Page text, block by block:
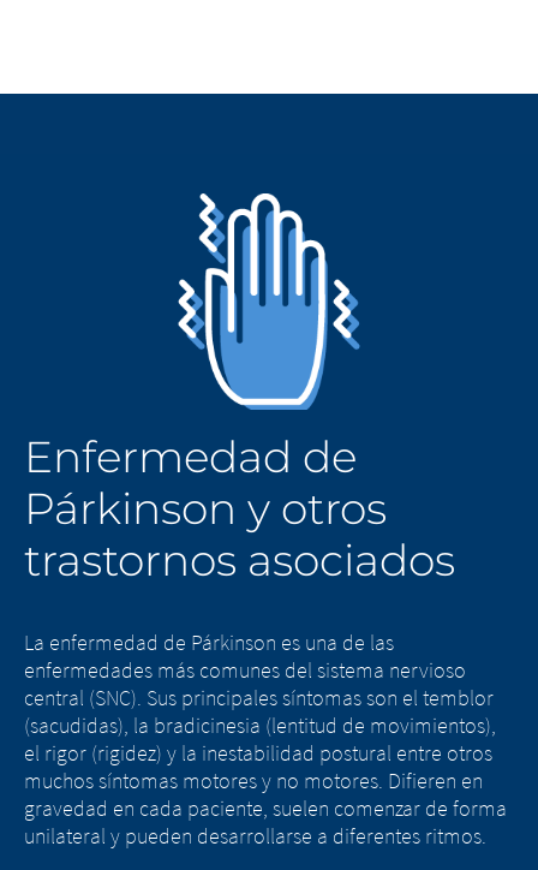
Enfermedad de
Párkinson y otros
trastornos asociados
La enfermedad de Párkinson es una de las
enfermedades más comunes del sistema nervioso
central (SNC). Sus principales síntomas son el temblor
(sacudidas), la bradicinesia (lentitud de movimientos),
el rigor (rigidez) y la inestabilidad postural entre otros
muchos síntomas motores y no motores. Difieren en
gravedad en cada paciente, suelen comenzar de forma
unilateral y pueden desarrollarse a diferentes ritmos.